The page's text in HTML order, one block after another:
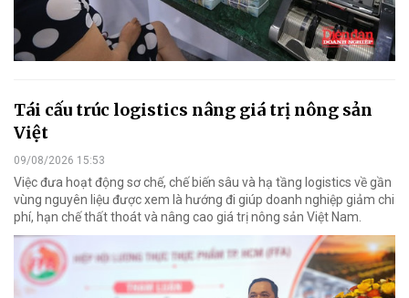
Tái cấu trúc logistics nâng giá trị nông sản
Việt
09/08/2026 15:53
Việc đưa hoạt động sơ chế, chế biến sâu và hạ tầng logistics về gần
vùng nguyên liệu được xem là hướng đi giúp doanh nghiệp giảm chi
phí, hạn chế thất thoát và nâng cao giá trị nông sản Việt Nam.